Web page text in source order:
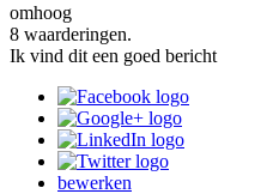
omhoog
8 waarderingen.
Ik vind dit een goed bericht
bewerken